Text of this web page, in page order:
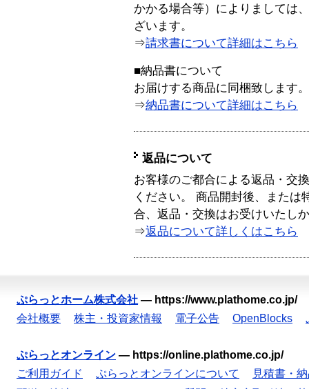
かかる場合等）によりましては
ざいます。
⇒請求書について詳細はこちら
■納品書について
お届けする商品に同梱致します。
⇒納品書について詳細はこちら
返品について
お客様のご都合による返品・交
ください。 商品開封後、または
合、返品・交換はお受けいたし
⇒返品について詳しくはこちら
ぷらっとホーム株式会社 — https://www.plathome.co.jp/
会社概要
株主・投資家情報 電子公告 OpenBlocks
ぷらっとオンライン — https://online.plathome.co.jp/
ご利用ガイド
ぷらっとオンラインについて
見積書・